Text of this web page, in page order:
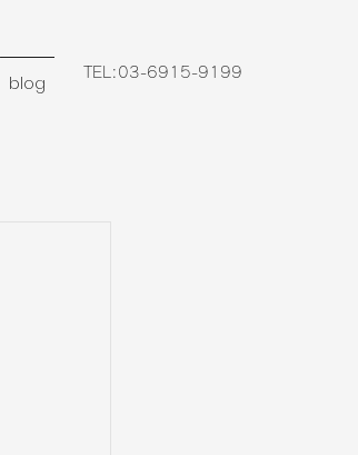
blog TEL:03-6915-9199